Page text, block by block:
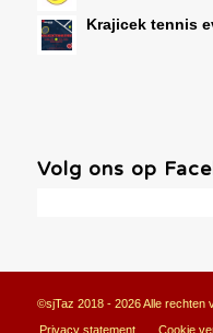
Krajicek tennis
Volg ons op
©sjTaz 2018 - 2026 Alle rechten
Privacy statement
Cookie